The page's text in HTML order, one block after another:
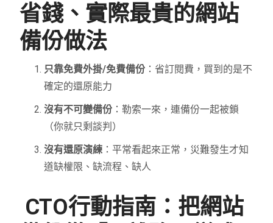
省錢、實際最貴的網站
備份做法
只靠免費外掛/免費備份 ：省訂閱費，買到的是不
確定的還原能力
沒有不可變備份 ：勒索一來，連備份一起被鎖
（你就只剩談判）
沒有還原演練 ：平常看起來正常，災難發生才知
道缺權限、缺流程、缺人
CTO行動指南：把網站